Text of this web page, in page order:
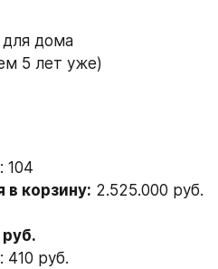
дома
5 лет уже)
104
в корзину: 2.525.000 руб.
410 руб.